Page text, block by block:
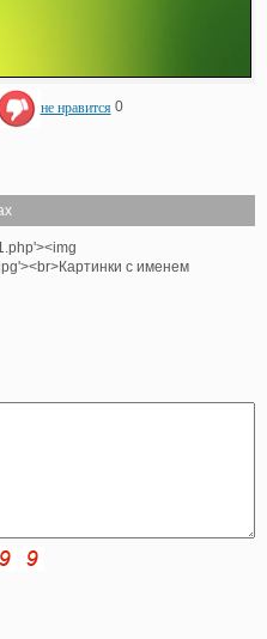
не нравится 0
с именем